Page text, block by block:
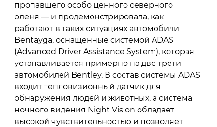
пропавшего особо ценного северного
оленя — и продемонстрировала, как
работают в таких ситуациях автомобили
Bentayga, оснащенные системой ADAS
(Advanced Driver Assistance System), которая
устанавливается примерно на две трети
автомобилей Bentley. В состав системы ADAS
входит тепловизионный датчик для
обнаружения людей и животных, а система
ночного видения Night Vision обладает
высокой чувствительностью и позволяет